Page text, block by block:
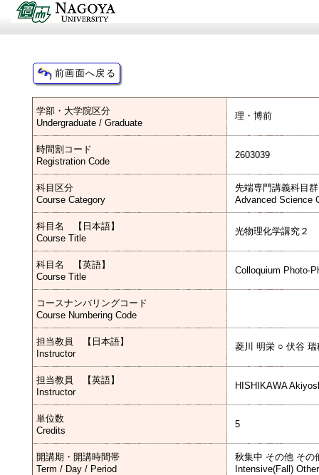
学部・大学院区分
Undergraduate / Graduate
理・博前
時間割コード
Registration Code
2603039
科目区分
Course Category
先端専門講義科目
Advanced Science
科目名 【日本語】
Course Title
光物理化学講究２
科目名 【英語】
Course Title
Colloquium Photo-
コースナンバリングコード
Course Numbering Code
担当教員 【日本語】
Instructor
菱川 明栄 ○ 伏谷 瑞
担当教員 【英語】
Instructor
HISHIKAWA
単位数
Credits
5
開講期・開講時間帯
Term / Day / Period
秋集中 その他 その
Intensive(Fall)